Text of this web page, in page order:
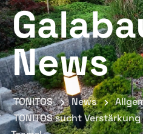
News
TONITOS News
TONITOS sucht